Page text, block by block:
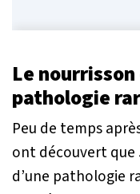
Le
pathologie
Peu de temps
ont découvert
d’une pathologie